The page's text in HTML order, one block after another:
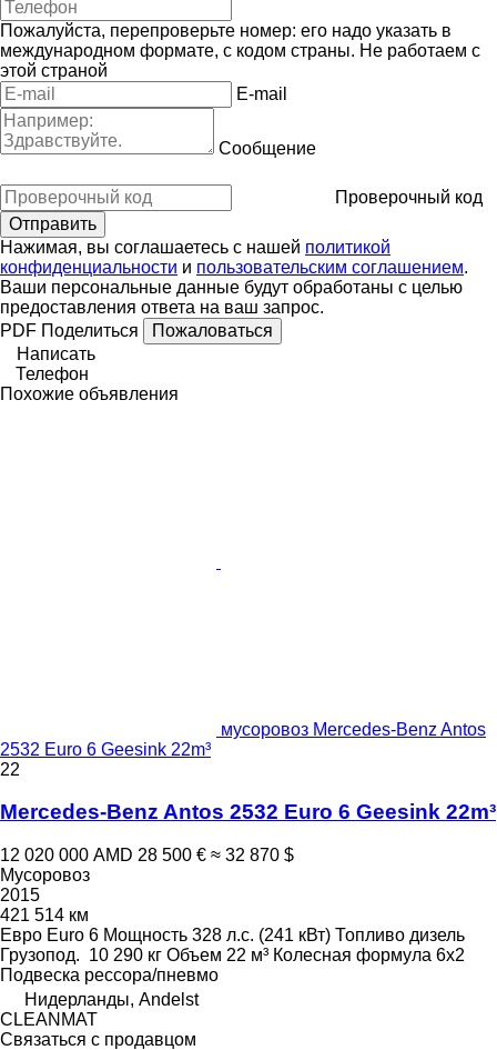
Пожалуйста, перепроверьте номер: его надо указать в
международном формате, с кодом страны. Не работаем с
этой страной
E-mail
Сообщение
Проверочный код
Нажимая, вы соглашаетесь с нашей политикой
конфиденциальности и пользовательским соглашением.
Ваши персональные данные будут обработаны с целью
предоставления ответа на ваш запрос.
PDF Поделиться
Пожаловаться
Написать
Телефон
Похожие объявления
мусоровоз Mercedes-Benz Antos
2532 Euro 6 Geesink 22m³
22
Mercedes-Benz Antos 2532 Euro 6 Geesink 22m³
12 020 000 AMD 28 500 € ≈ 32 870 $
Мусоровоз
2015
421 514 км
Евро Euro 6 Мощность 328 л.с. (241 кВт) Топливо дизель
Грузопод. 10 290 кг Объем 22 м³ Колесная формула 6x2
Подвеска рессора/пневмо
Нидерланды, Andelst
CLEANMAT
Связаться с продавцом